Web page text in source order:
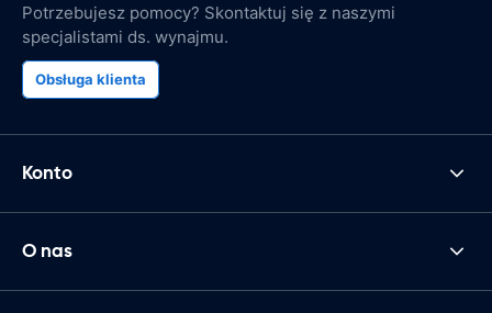
Potrzebujesz pomocy? Skontaktuj się z naszymi
specjalistami ds. wynajmu.
Obsługa klienta
Konto
O nas